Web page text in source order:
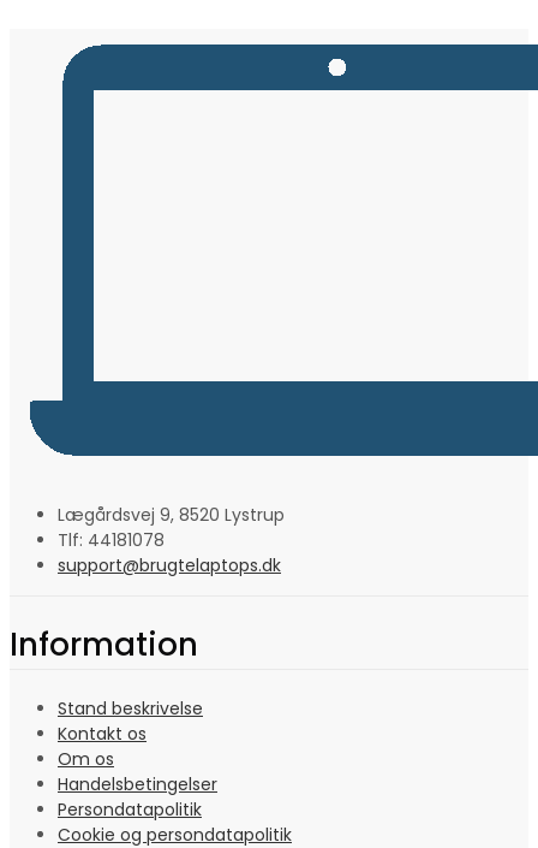
Lægårdsvej 9, 8520 Lystrup
Tlf: 44181078
support@brugtelaptops.dk
Information
Stand beskrivelse
Kontakt os
Om os
Handelsbetingelser
Persondatapolitik
Cookie og persondatapolitik